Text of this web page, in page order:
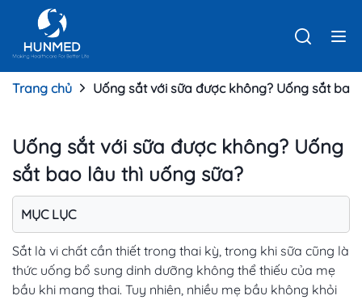
Trang chủ Uống sắt với sữa được không? Uống sắt bao
Uống sắt với sữa được không? Uống
sắt bao lâu thì uống sữa?
MỤC LỤC
Sắt là vi chất cần thiết trong thai kỳ, trong khi sữa cũng là
thức uống bổ sung dinh dưỡng không thể thiếu của mẹ
bầu khi mang thai. Tuy nhiên, nhiều mẹ bầu không khỏi